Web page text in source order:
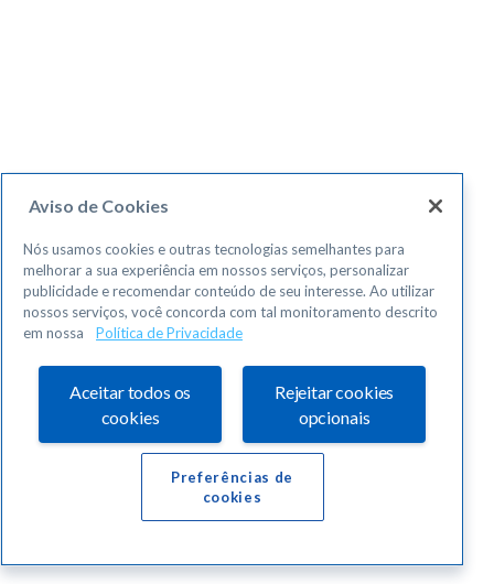
Aviso de Cookies
Nós usamos cookies e outras tecnologias semelhantes para
melhorar a sua experiência em nossos serviços, personalizar
publicidade e recomendar conteúdo de seu interesse. Ao utilizar
nossos serviços, você concorda com tal monitoramento descrito
em nossa
Política de Privacidade
Aceitar todos os
cookies
Rejeitar cookies
opcionais
Preferências de
cookies